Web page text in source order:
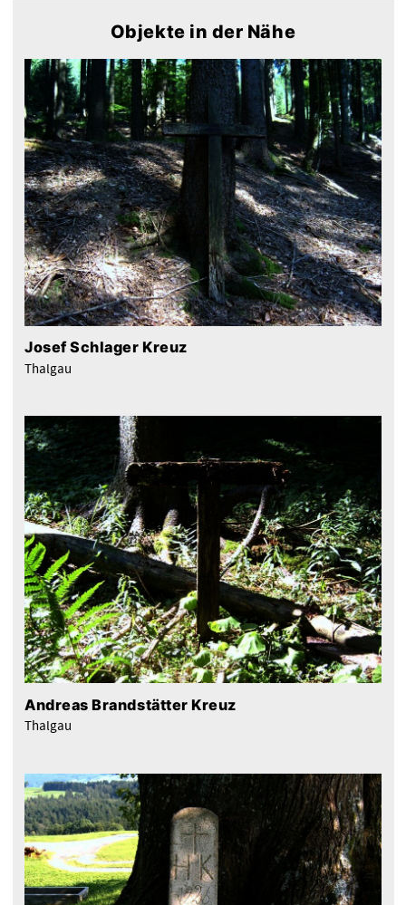
Objekte in der Nähe
Josef Schlager Kreuz
Thalgau
Andreas Brandstätter Kreuz
Thalgau